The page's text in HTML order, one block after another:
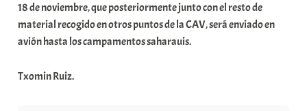
18 de noviembre, que posteriormente junto con el resto de
material recogido en otros puntos de la CAV, será enviado en
avión hasta los campamentos saharauis.
Txomin Ruiz.